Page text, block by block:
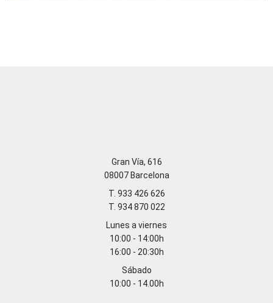
Gran Vía, 616
08007 Barcelona
T. 933 426 626
T. 934 870 022
Lunes a viernes
10:00 - 14:00h
16:00 - 20:30h
Sábado
10:00 - 14.00h